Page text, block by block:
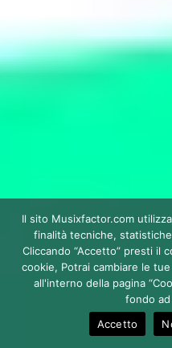
Il sito Musixfactor.com
finalità tecniche,
Cliccando “Accetto” presti il
cookie, Potrai cambiare le
all'interno della pagina
fondo
Accetto